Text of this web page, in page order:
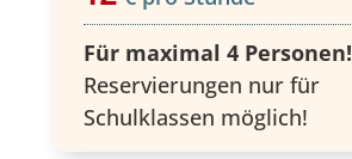
Für maximal 4 Personen!
Reser­vierungen nur für
Schulklassen möglich!